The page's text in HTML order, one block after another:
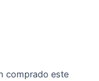
comprado este